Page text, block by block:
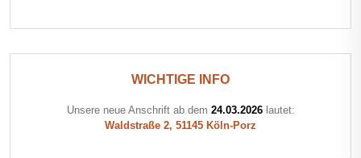
WICHTIGE INFO
Unsere neue Anschrift ab dem 24.03.2026lautet:
Waldstraße 2, 51145 Köln-Porz